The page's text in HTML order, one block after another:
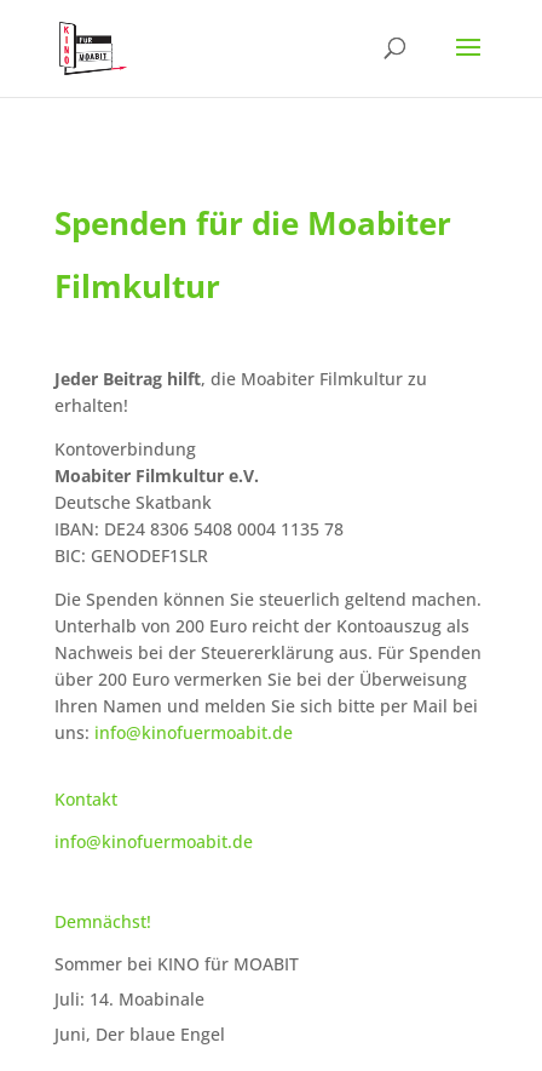
Spenden für die Moabiter
Filmkultur
Jeder Beitrag hilft, die Moabiter Filmkultur zu
erhalten!
Kontoverbindung
Moabiter Filmkultur e.V.
Deutsche Skatbank
IBAN: DE24 8306 5408 0004 1135 78
BIC: GENODEF1SLR
Die Spenden können Sie steuerlich geltend machen.
Unterhalb von 200 Euro reicht der Kontoauszug als
Nachweis bei der Steuererklärung aus. Für Spenden
über 200 Euro vermerken Sie bei der Überweisung
Ihren Namen und melden Sie sich bitte per Mail bei
uns: info@kinofuermoabit.de
Kontakt
info@kinofuermoabit.de
Demnächst!
Sommer bei KINO für MOABIT
Juli: 14. Moabinale
Juni, Der blaue Engel